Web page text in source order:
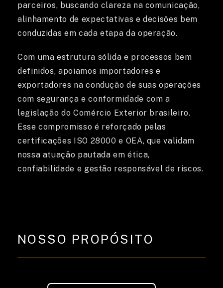
SOBRE NÓS
parceiros, buscando clareza na comunicação,
alinhamento de expectativas e decisões bem
conduzidas em cada etapa da operação.
Com uma estrutura sólida e processos bem
definidos, apoiamos importadores e
exportadores na condução de suas operações
com segurança e conformidade com a
legislação do Comércio Exterior brasileiro.
Esse compromisso é reforçado pelas
certificações ISO 28000 e OEA, que validam
nossa atuação pautada em ética,
confiabilidade e gestão responsável de riscos.
NOSSO PROPÓSITO